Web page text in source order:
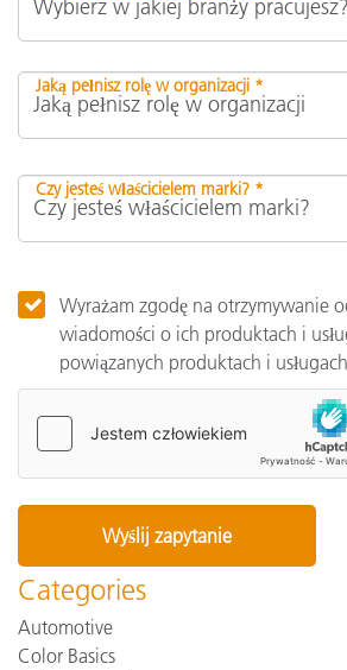
Jaką pełnisz rolę w organizacji *
Czy jesteś właścicielem marki? *
Wyrażam zgodę na otrzymywanie
wiadomości o ich produktach i
powiązanych produktach i
Categories
Automotive
Color Basics